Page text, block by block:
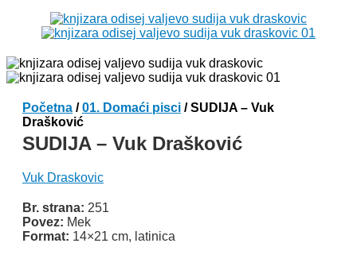
Početna /01. Domaći pisci / SUDIJA – Vuk
Drašković
SUDIJA – Vuk Drašković
Vuk Draskovic
Br. strana: 251
Povez: Mek
Format: 14×21 cm, latinica